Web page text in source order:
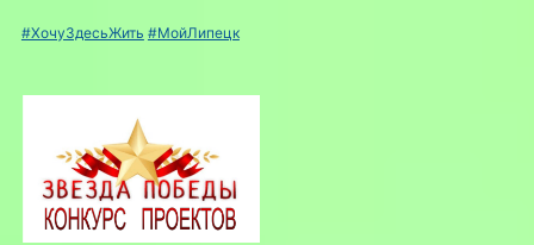
#ХочуЗдесьЖить #МойЛипецк